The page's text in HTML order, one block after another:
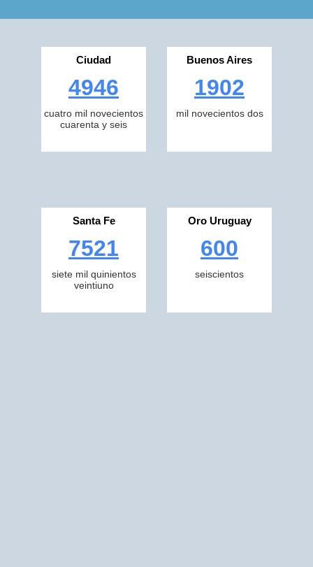
Ciudad
4946
cuatro mil novecientos
cuarenta y seis
Buenos Aires
1902
mil novecientos dos
Santa Fe
7521
siete mil quinientos
veintiuno
Oro Uruguay
600
seiscientos